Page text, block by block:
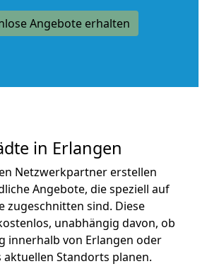
Angebote erhalten
in Erlangen
Netzwerkpartner erstellen
Angebote, die speziell auf
zugeschnitten sind. Diese
unabhängig davon, ob
innerhalb von Erlangen oder
Standorts planen.